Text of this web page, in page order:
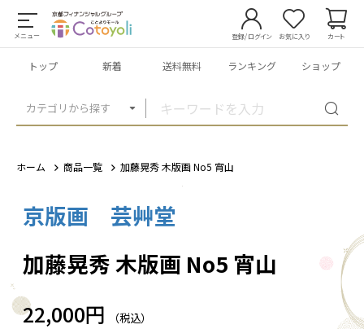
メニュー
カテゴリから探す
登録/ログイン お気に入り カート
トップ 新着 送料無料 ランキング ショップ
ホーム 商品一覧 加藤晃秀 木版画 No5 宵山
京版画 芸艸堂
加藤晃秀 木版画 No5 宵山
22,000円 （税込）